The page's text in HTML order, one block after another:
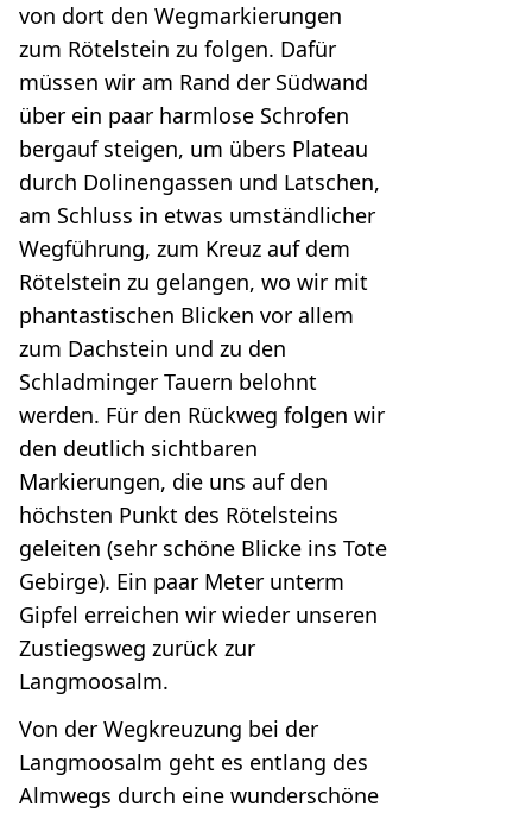
von dort den Wegmarkierungen
zum Rötelstein zu folgen. Dafür
müssen wir am Rand der Südwand
über ein paar harmlose Schrofen
bergauf steigen, um übers Plateau
durch Dolinengassen und Latschen,
am Schluss in etwas umständlicher
Wegführung, zum Kreuz auf dem
Rötelstein zu gelangen, wo wir mit
phantastischen Blicken vor allem
zum Dachstein und zu den
Schladminger Tauern belohnt
werden. Für den Rückweg folgen wir
den deutlich sichtbaren
Markierungen, die uns auf den
höchsten Punkt des Rötelsteins
geleiten (sehr schöne Blicke ins Tote
Gebirge). Ein paar Meter unterm
Gipfel erreichen wir wieder unseren
Zustiegsweg zurück zur
Langmoosalm.
Von der Wegkreuzung bei der
Langmoosalm geht es entlang des
Almwegs durch eine wunderschöne